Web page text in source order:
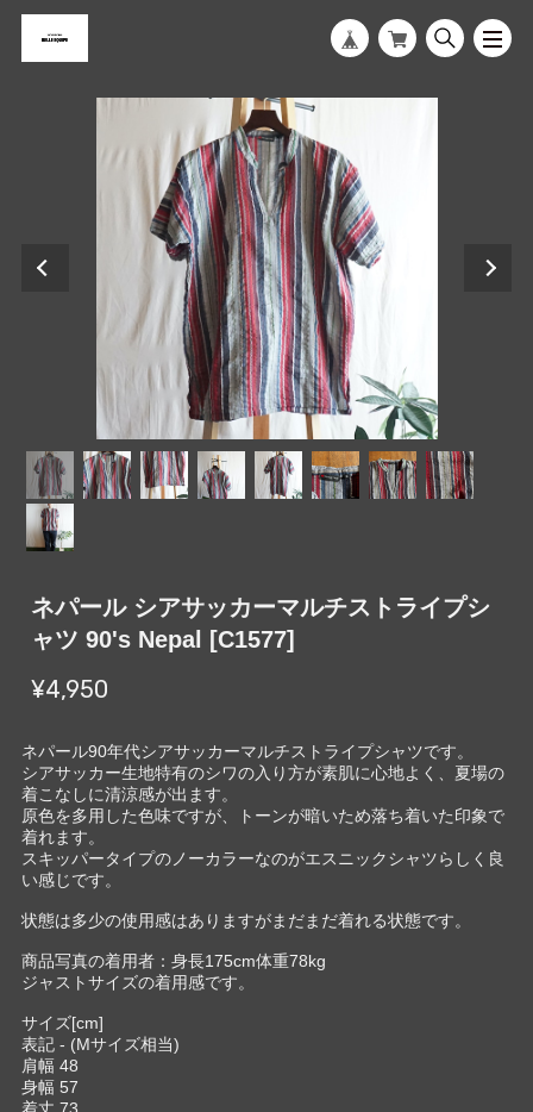
ネパール シアサッカーマルチストライプシ
ャツ 90's Nepal [C1577]
¥4,950
ネパール90年代シアサッカーマルチストライプシャツです。
シアサッカー生地特有のシワの入り方が素肌に心地よく、夏場の
着こなしに清涼感が出ます。
原色を多用した色味ですが、トーンが暗いため落ち着いた印象で
着れます。
スキッパータイプのノーカラーなのがエスニックシャツらしく良
い感じです。
状態は多少の使用感はありますがまだまだ着れる状態です。
商品写真の着用者：身長175cm体重78kg
ジャストサイズの着用感です。
サイズ[cm]
表記 - (Mサイズ相当)
肩幅 48
身幅 57
着丈 73